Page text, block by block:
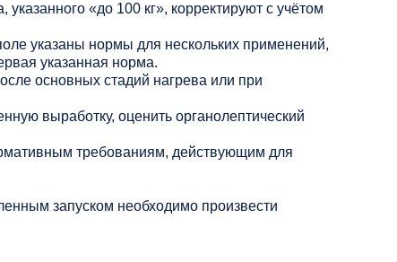
указанного «до 100 кг», корректируют с учётом
указаны нормы для нескольких применений,
указанная норма.
основных стадий нагрева или при
выработку, оценить органолептический
требованиям, действующим для
запуском необходимо произвести